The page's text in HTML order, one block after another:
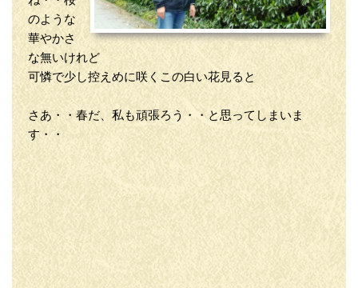
のような
華やかさ
な無いけれど
可憐で少し控えめに咲くこの白い花見ると
さあ・・春だ、私も頑張ろう・・と思ってしまいま
す・・